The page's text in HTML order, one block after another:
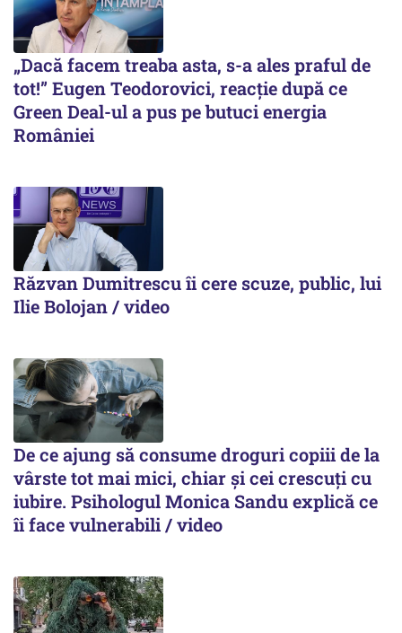
„Dacă facem treaba asta, s-a ales praful de
tot!” Eugen Teodorovici, reacție după ce
Green Deal-ul a pus pe butuci energia
României
Răzvan Dumitrescu îi cere scuze, public, lui
Ilie Bolojan / video
De ce ajung să consume droguri copiii de la
vârste tot mai mici, chiar și cei crescuți cu
iubire. Psihologul Monica Sandu explică ce
îi face vulnerabili / video